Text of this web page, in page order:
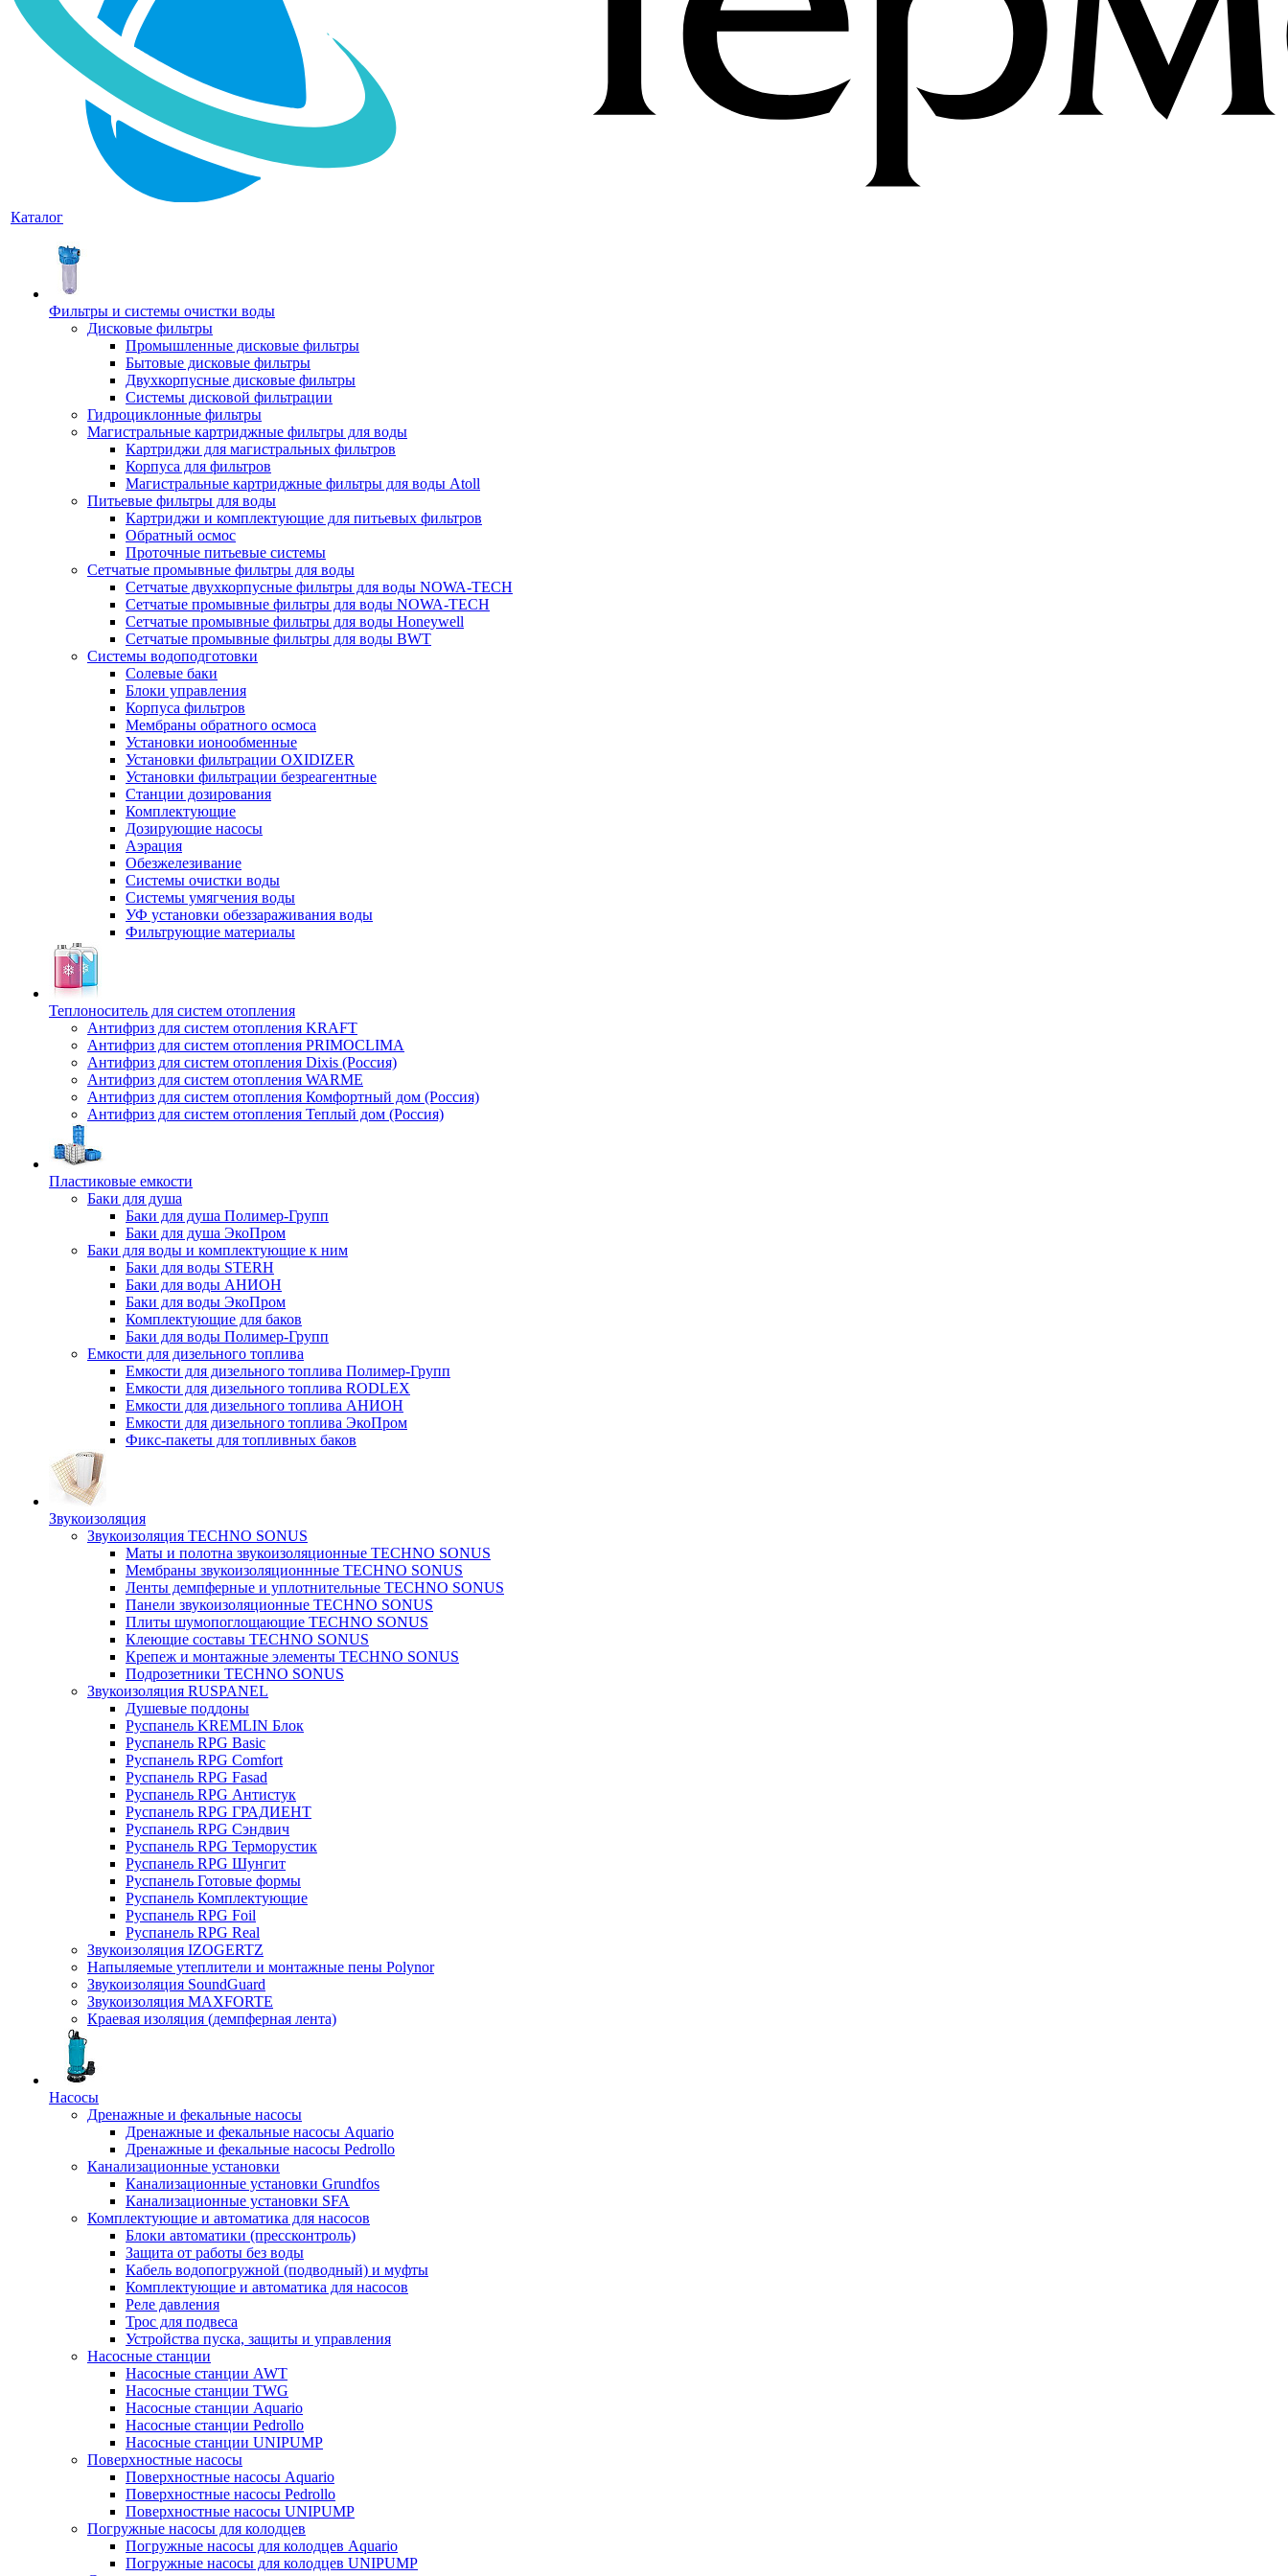
Каталог
Фильтры и системы очистки воды
Дисковые фильтры
Промышленные дисковые фильтры
Бытовые дисковые фильтры
Двухкорпусные дисковые фильтры
Системы дисковой фильтрации
Гидроциклонные фильтры
Магистральные картриджные фильтры для воды
Картриджи для магистральных фильтров
Корпуса для фильтров
Магистральные картриджные фильтры для воды Atoll
Питьевые фильтры для воды
Картриджи и комплектующие для питьевых фильтров
Обратный осмос
Проточные питьевые системы
Сетчатые промывные фильтры для воды
Сетчатые двухкорпусные фильтры для воды NOWA-TECH
Сетчатые промывные фильтры для воды NOWA-TECH
Сетчатые промывные фильтры для воды Honeywell
Сетчатые промывные фильтры для воды BWT
Системы водоподготовки
Солевые баки
Блоки управления
Корпуса фильтров
Мембраны обратного осмоса
Установки ионообменные
Установки фильтрации OXIDIZER
Установки фильтрации безреагентные
Станции дозирования
Комплектующие
Дозирующие насосы
Аэрация
Обезжелезивание
Системы очистки воды
Системы умягчения воды
УФ установки обеззараживания воды
Фильтрующие материалы
Теплоноситель для систем отопления
Антифриз для систем отопления KRAFT
Антифриз для систем отопления PRIMOCLIMA
Антифриз для систем отопления Dixis (Россия)
Антифриз для систем отопления WARME
Антифриз для систем отопления Комфортный дом (Россия)
Антифриз для систем отопления Теплый дом (Россия)
Пластиковые емкости
Баки для душа
Баки для душа Полимер-Групп
Баки для душа ЭкоПром
Баки для воды и комплектующие к ним
Баки для воды STERH
Баки для воды АНИОН
Баки для воды ЭкоПром
Комплектующие для баков
Баки для воды Полимер-Групп
Емкости для дизельного топлива
Емкости для дизельного топлива Полимер-Групп
Емкости для дизельного топлива RODLEX
Емкости для дизельного топлива АНИОН
Емкости для дизельного топлива ЭкоПром
Фикс-пакеты для топливных баков
Звукоизоляция
Звукоизоляция TECHNO SONUS
Маты и полотна звукоизоляционные TECHNO SONUS
Мембраны звукоизоляционнные TECHNO SONUS
Ленты демпферные и уплотнительные TECHNO SONUS
Панели звукоизоляционные TECHNO SONUS
Плиты шумопоглощающие TECHNO SONUS
Клеющие составы TECHNO SONUS
Крепеж и монтажные элементы TECHNO SONUS
Подрозетники TECHNO SONUS
Звукоизоляция RUSPANEL
Душевые поддоны
Руспанель KREMLIN Блок
Руспанель RPG Basic
Руспанель RPG Comfort
Руспанель RPG Fasad
Руспанель RPG Антистук
Руспанель RPG ГРАДИЕНТ
Руспанель RPG Сэндвич
Руспанель RPG Терморустик
Руспанель RPG Шунгит
Руспанель Готовые формы
Руспанель Комплектующие
Руспанель RPG Foil
Руспанель RPG Real
Звукоизоляция IZOGERTZ
Напыляемые утеплители и монтажные пены Polynor
Звукоизоляция SoundGuard
Звукоизоляция MAXFORTE
Краевая изоляция (демпферная лента)
Насосы
Дренажные и фекальные насосы
Дренажные и фекальные насосы Aquario
Дренажные и фекальные насосы Pedrollo
Канализационные установки
Канализационные установки Grundfos
Канализационные установки SFA
Комплектующие и автоматика для насосов
Блоки автоматики (прессконтроль)
Защита от работы без воды
Кабель водопогружной (подводный) и муфты
Комплектующие и автоматика для насосов
Реле давления
Трос для подвеса
Устройства пуска, защиты и управления
Насосные станции
Насосные станции AWT
Насосные станции TWG
Насосные станции Aquario
Насосные станции Pedrollo
Насосные станции UNIPUMP
Поверхностные насосы
Поверхностные насосы Aquario
Поверхностные насосы Pedrollo
Поверхностные насосы UNIPUMP
Погружные насосы для колодцев
Погружные насосы для колодцев Aquario
Погружные насосы для колодцев UNIPUMP